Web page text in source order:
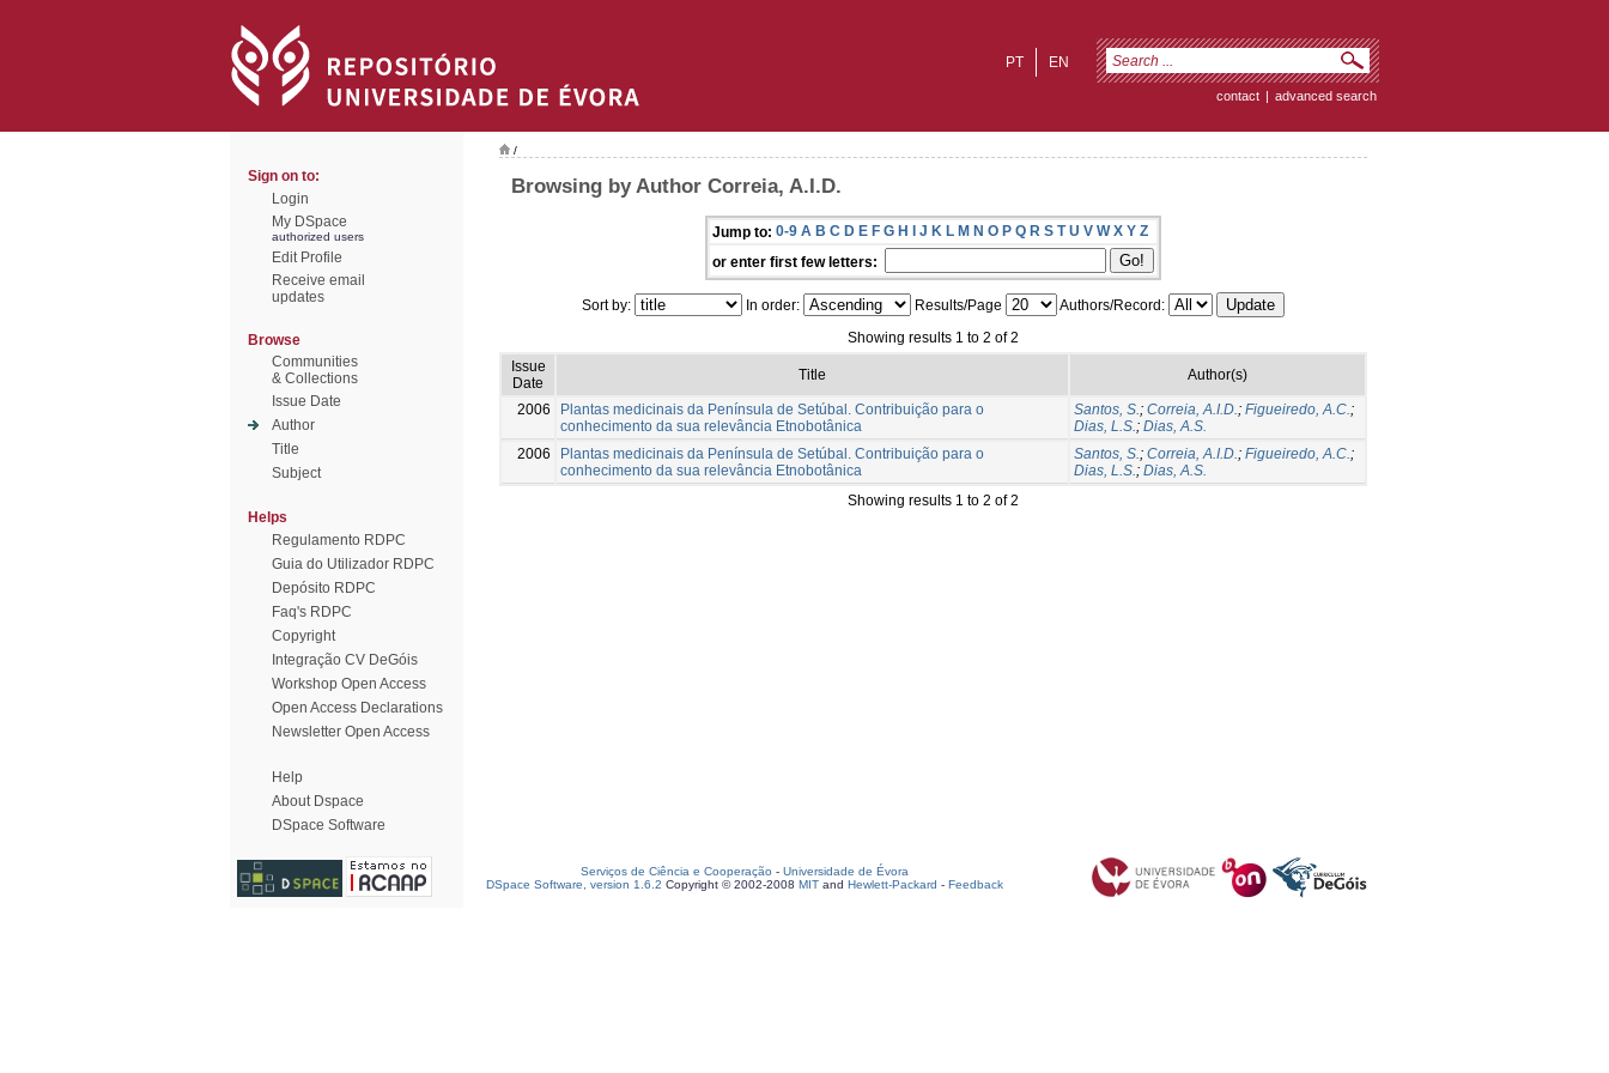
EN
PT
contact | advanced search
Sign on to:
Login
My DSpace
authorized users
Edit Profile
Receive email
updates
Browse
Communities
& Collections
Issue Date
Author
Title
Subject
Helps
Regulamento RDPC
Guia do Utilizador RDPC
Depósito RDPC
Faq's RDPC
Copyright
Integração CV DeGóis
Workshop Open Access
Open Access Declarations
Newsletter Open Access
Help
About Dspace
DSpace Software
/
Browsing by Author Correia, A.I.D.
Jump to: 0-9 A B C D E F G H I J K L M N O P Q R S T U V W X Y Z
or enter first few letters:
Sort by: In order: Results/Page
Authors/Record:
Showing results 1 to 2 of 2
Issue
Date
Title Author(s)
2006
Plantas medicinais da Península de Setúbal. Contribuição para o
conhecimento da sua relevância Etnobotânica
Santos, S.; Correia, A.I.D.; Figueiredo, A.C.;
Dias, L.S.; Dias, A.S.
2006
Plantas medicinais da Península de Setúbal. Contribuição para o
conhecimento da sua relevância Etnobotânica
Santos, S.; Correia, A.I.D.; Figueiredo, A.C.;
Dias, L.S.; Dias, A.S.
Showing results 1 to 2 of 2
Serviços de Ciência e Cooperação - Universidade de Évora
DSpace Software, version 1.6.2 Copyright © 2002-2008 MIT and Hewlett-Packard - Feedback